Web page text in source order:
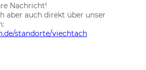
Nachricht!
aber auch direkt über unser
standorte/viechtach